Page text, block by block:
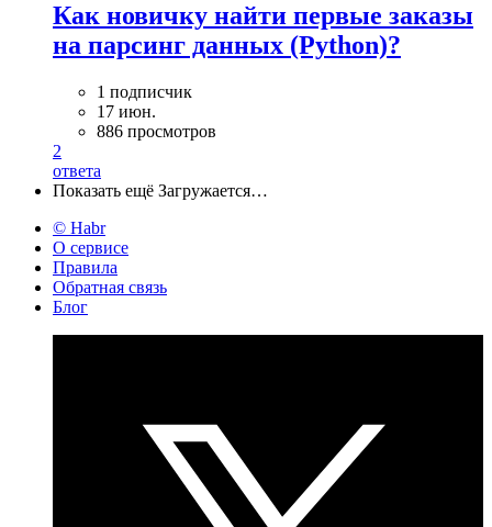
Как новичку найти первые заказы
на парсинг данных (Python)?
1 подписчик
17 июн.
886 просмотров
2
ответа
Показать ещё Загружается…
© Habr
О сервисе
Правила
Обратная связь
Блог